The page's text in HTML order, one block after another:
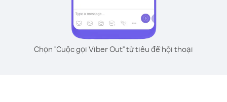
Chọn "Cuộc gọi Viber Out" từ tiêu đề hội thoại